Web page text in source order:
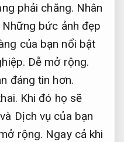
phải chăng. Nhân
Những bức ảnh đẹp
của bạn nổi bật
Dễ mở rộng.
đáng tin hơn.
Khi đó họ sẽ
Dịch vụ của bạn
rộng. Ngay cả khi